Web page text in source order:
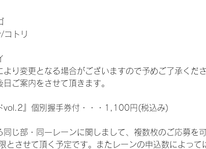
コトリ
り変更となる場合がございますので予めご了承くださ
ご案内をさせて頂きます。
vol.2』個別握手券付・・・1,100円(税込み)
じ部・同一レーンに関しまして、複数枚のご応募を
とさせて頂く予定です。またレーンの申込数によって